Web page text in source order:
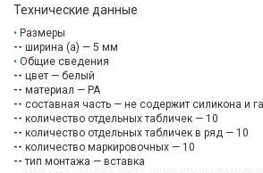
Технические данные
Размеры
-- ширина (a) — 5 мм
Общие сведения
-- цвет — белый
-- материал — PA
-- составная часть — не содержит силикона и
-- количество отдельных табличек — 10
-- количество отдельных табличек в ряд — 10
-- количество маркировочных — 10
-- тип монтажа — вставка